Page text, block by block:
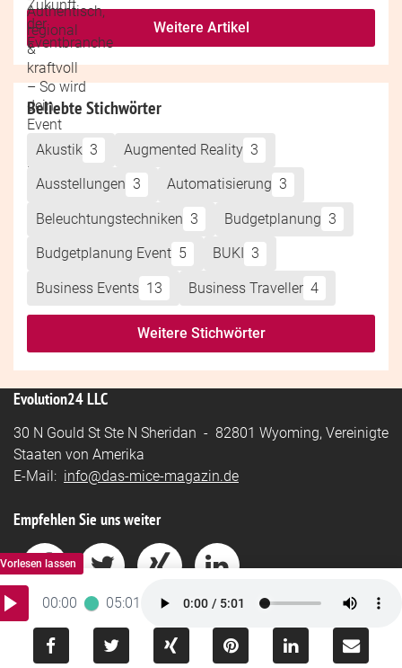
00:00 05:01
Weitere Artikel
Beliebte Stichwörter
Akustik 3 Augmented Reality 3
Ausstellungen 3 Automatisierung 3
Beleuchtungstechniken 3 Budgetplanung 3
Budgetplanung Event 5 BUKI 3
Business Events 13 Business Traveller 4
Weitere Stichwörter
Evolution24 LLC
30 N Gould St Ste N Sheridan - 82801 Wyoming, Vereinigte
Staaten von Amerika
E-Mail: info@das-mice-magazin.de
Empfehlen Sie uns weiter
Impressum Datenschutz